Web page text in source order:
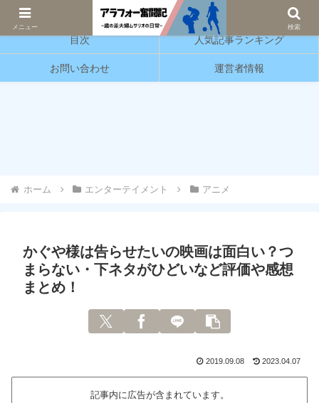
サッカーと育児の情報発信をしています。
目次 人気記事ランキング
お問い合わせ 運営者情報
ホーム エンターテイメント アニメ
かぐや様は告らせたいの映画は面白い？つ
まらない・下ネタがひどいなど評価や感想
まとめ！
2019.09.08 2023.04.07
記事内に広告が含まれています。
メニュー 検索